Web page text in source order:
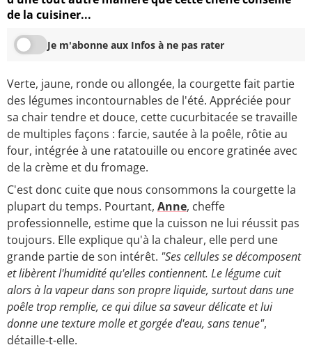
de la cuisiner...
Je m'abonne aux Infos à ne pas rater
Verte, jaune, ronde ou allongée, la courgette fait partie
des légumes incontournables de l'été. Appréciée pour
sa chair tendre et douce, cette cucurbitacée se travaille
de multiples façons : farcie, sautée à la poêle, rôtie au
four, intégrée à une ratatouille ou encore gratinée avec
de la crème et du fromage.
C'est donc cuite que nous consommons la courgette la
plupart du temps. Pourtant, Anne, cheffe
professionnelle, estime que la cuisson ne lui réussit pas
toujours. Elle explique qu'à la chaleur, elle perd une
grande partie de son intérêt. "Ses cellules se décomposent
et libèrent l'humidité qu'elles contiennent. Le légume cuit
alors à la vapeur dans son propre liquide, surtout dans une
poêle trop remplie, ce qui dilue sa saveur délicate et lui
donne une texture molle et gorgée d'eau, sans tenue",
détaille-t-elle.